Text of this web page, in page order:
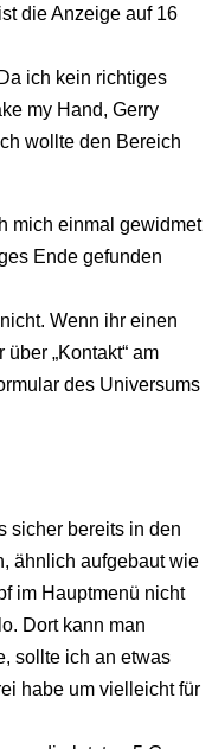
die Anzeige auf 16
ich kein richtiges
my Hand, Gerry
wollte den Bereich
mich einmal gewidmet
Ende gefunden
Wenn ihr einen
„Kontakt“ am
des Universums
sicher bereits in den
ähnlich aufgebaut wie
im Hauptmenü nicht
Dort kann man
sollte ich an etwas
habe um vielleicht für